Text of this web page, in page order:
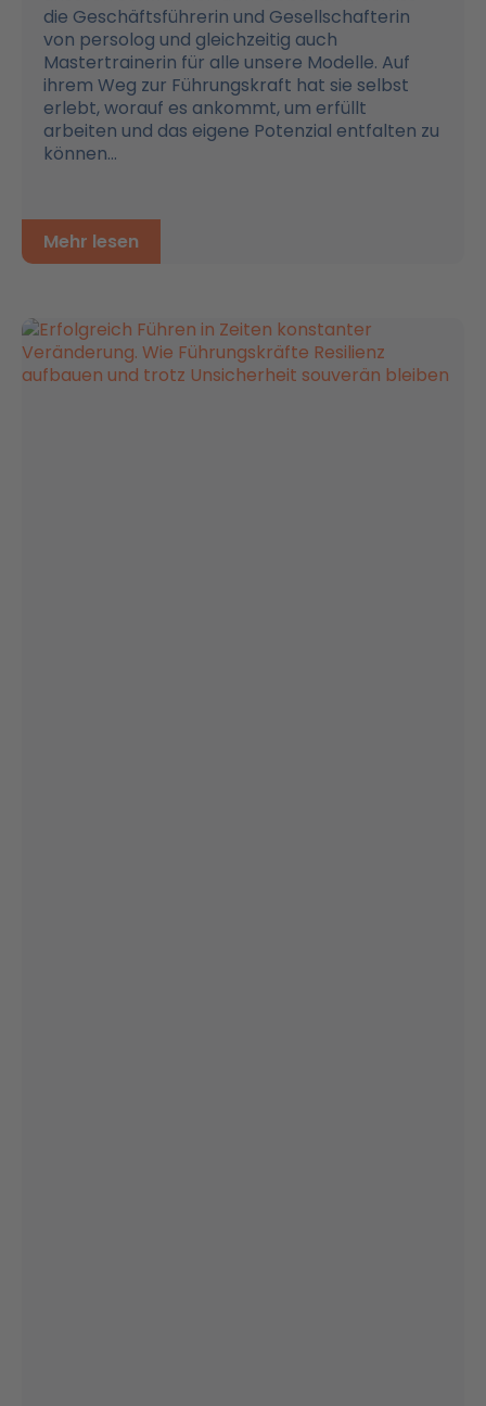
die Geschäftsführerin und Gesellschafterin
von persolog und gleichzeitig auch
Mastertrainerin für alle unsere Modelle. Auf
ihrem Weg zur Führungskraft hat sie selbst
erlebt, worauf es ankommt, um erfüllt
arbeiten und das eigene Potenzial entfalten zu
können...
Mehr lesen